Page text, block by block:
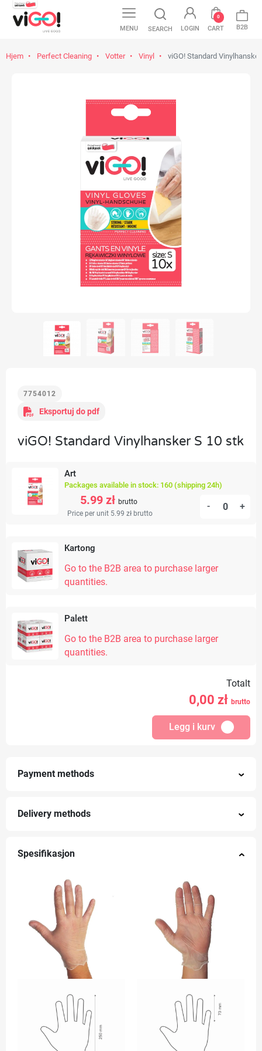
MENU SEARCH LOGIN CART
0
B2B
Hjem Perfect Cleaning Votter Vinyl viGO! Standard
7754012
Eksportuj do pdf
viGO! Standard Vinylhansker S 10 stk
Art
Packages available in stock: 160 (shipping 24h)
5.99 zł brutto
Price per unit 5.99 zł brutto
- +
Kartong
Go to the B2B area to purchase larger
quantities.
Palett
Go to the B2B area to purchase larger
quantities.
Totalt
0,00 zł brutto
Legg i kurv
Payment methods
Delivery methods
Spesifikasjon